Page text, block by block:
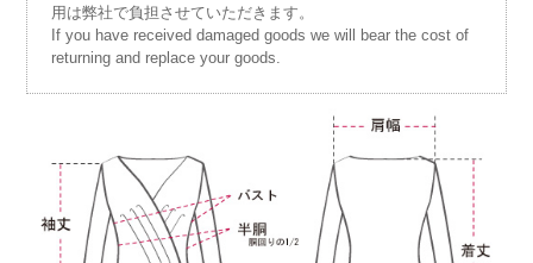
用は弊社で負担させていただきます。
If you have received damaged goods we will bear the cost of
returning and replace your goods.